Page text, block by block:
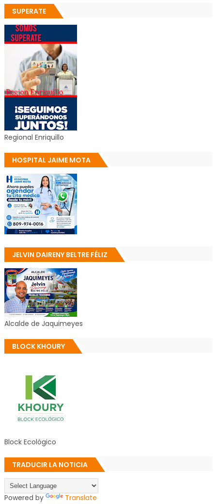
SUPERATE
Regional Enriquillo
HOSPITAL JAIME MOTA
JELVIN DAIRENY BELTRE FÉLIZ
Alcalde de Jaquimeyes
BLOCK KHOURY
Block Ecológico
TRADUCIR LA NOTICIA
Powered by Translate